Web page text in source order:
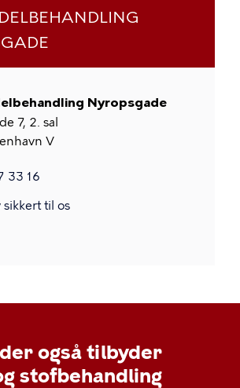
Nyropsgade
7, 2. sal
V
33 16
sikkert til os
også tilbyder
stofbehandling